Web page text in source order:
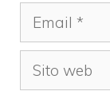
Email
Sito
web